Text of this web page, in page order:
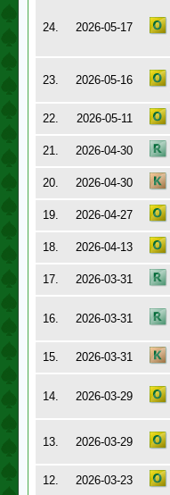
24. 2026-05-17
23. 2026-05-16
22. 2026-05-11
21.
2026-04-30
20.
2026-04-30
19.
2026-04-27
18.
2026-04-13
17.
2026-03-31
16. 2026-03-31
15.
2026-03-31
14. 2026-03-29
13. 2026-03-29
12. 2026-03-23